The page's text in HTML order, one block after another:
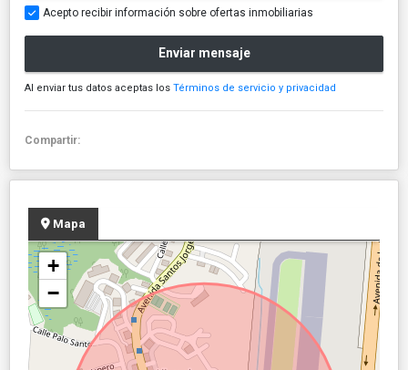
Acepto recibir información sobre ofertas inmobiliarias
Enviar mensaje
Al enviar tus datos aceptas los Términos de servicio y privacidad
Compartir:
Mapa
+
−